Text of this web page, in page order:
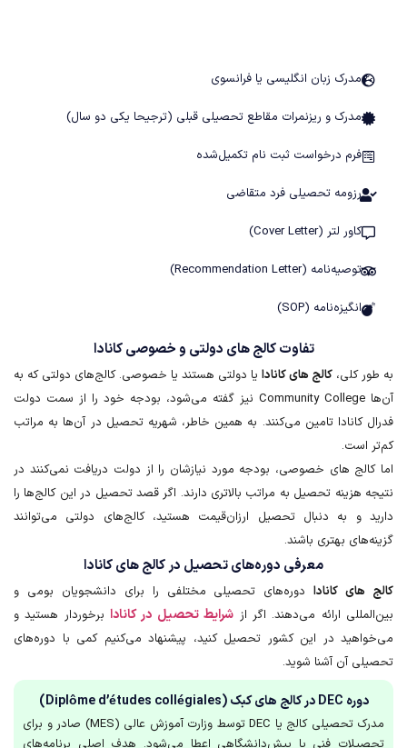
مدرک زبان انگلیسی یا فرانسوی
مدرک و ریزنمرات مقاطع تحصیلی قبلی (ترجیحا یکی دو سال)
فرم درخواست ثبت نام تکمیل‌شده
رزومه تحصیلی فرد متقاضی
کاور لتر (Cover Letter)
توصیه‌نامه (Recommendation Letter)
انگیزه‌نامه (SOP)
تفاوت کالج های دولتی و خصوصی کانادا
به طور کلی، کالج های کانادا یا دولتی هستند یا خصوصی. کالج‌های دولتی که به
آن‌ها Community College نیز گفته می‌شود، بودجه خود را از سمت دولت
فدرال کانادا تامین می‌کنند. به همین خاطر، شهریه تحصیل در آن‌ها به مراتب
کم‌تر است.
اما کالج های خصوصی، بودجه مورد نیازشان را از دولت دریافت نمی‌کنند در
نتیجه هزینه تحصیل به مراتب بالاتری دارند. اگر قصد تحصیل در این کالج‌ها را
دارید و به دنبال تحصیل ارزان‌قیمت هستید، کالج‌های دولتی می‌توانند
گزینه‌های بهتری باشند.
معرفی دوره‌های تحصیل در کالج های کانادا
کالج های کانادادوره‌های تحصیلی مختلفی را برای دانشجویان بومی و
بین‌المللی ارائه می‌دهند. اگر از شرایط تحصیل در کانادابرخوردار هستید و
می‌خواهید در این کشور تحصیل کنید، پیشنهاد می‌کنیم کمی با دوره‌های
تحصیلی آن آشنا شوید.
دوره DEC در کالج‌ های کبک (Diplôme d’études collégiales)
مدرک تحصیلی کالج یا DEC توسط وزارت آموزش عالی (MES) صادر و برای